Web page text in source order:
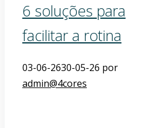
6 soluções para
facilitar a rotina
03-06-2630-05-26 por
admin@4cores